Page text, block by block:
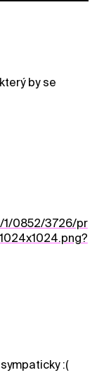
by se
1/0852/3726/pr
:(